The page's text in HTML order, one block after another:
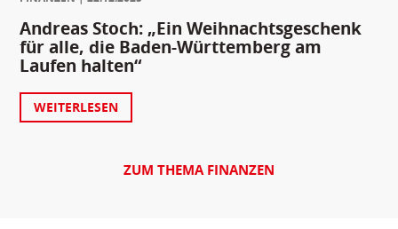
Andreas Stoch: „Ein Weihnachtsgeschenk
für alle, die Baden-Württemberg am
Laufen halten“
WEITERLESEN
ZUM THEMA FINANZEN